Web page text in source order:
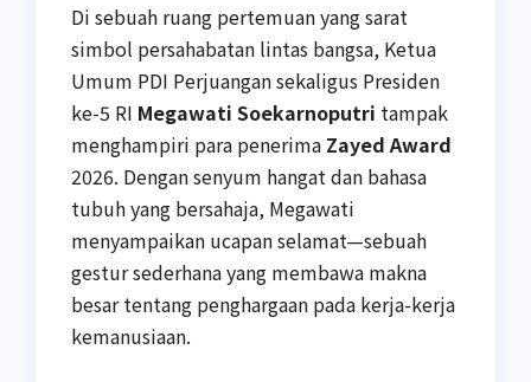
Di sebuah ruang pertemuan yang sarat
simbol persahabatan lintas bangsa, Ketua
Umum PDI Perjuangan sekaligus Presiden
ke-5 RI Megawati Soekarnoputri tampak
menghampiri para penerima Zayed Award
2026. Dengan senyum hangat dan bahasa
tubuh yang bersahaja, Megawati
menyampaikan ucapan selamat—sebuah
gestur sederhana yang membawa makna
besar tentang penghargaan pada kerja-kerja
kemanusiaan.